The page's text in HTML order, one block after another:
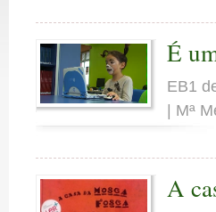
É
EB1
| Mª
A